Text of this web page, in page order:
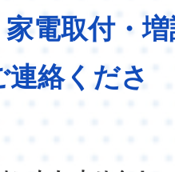
電取付・
絡くださ